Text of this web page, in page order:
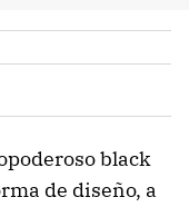
black
de diseño, a